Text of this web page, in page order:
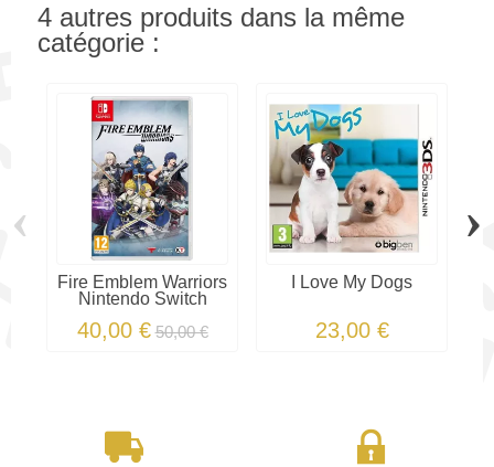
4 autres produits dans la même
catégorie :
Fire Emblem Warriors
Nintendo Switch
40,00 € 50,00 €
I Love My Dogs
23,00 €
‹ ›